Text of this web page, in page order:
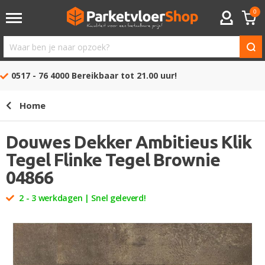
ACCOUNT
0
Waar
ben
opzoek?
0517 - 76 4000 Bereikbaar tot 21.00 uur!
Home
Douwes Dekker Ambitieus Klik
Tegel Flinke Tegel Brownie
04866
2 - 3 werkdagen | Snel geleverd!
Ga
einde